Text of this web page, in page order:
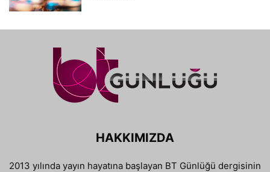
HAKKIMIZDA
2013 yılında yayın hayatına başlayan BT Günlüğü dergisinin